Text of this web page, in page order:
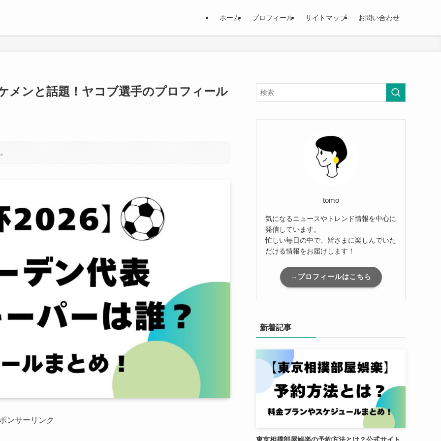
ホーム プロフィール サイトマップ お問い合わせ
メンと話題！ヤコブ選手のプロフィール
ンサーリンク
tomo
気になるニュースやトレンド情報を中心に
発信しています。
忙しい毎日の中で、皆さまに楽しんでいた
だける情報をお届けします！
→プロフィールはこちら
新着記事